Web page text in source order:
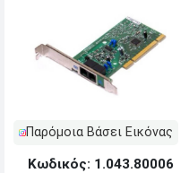
Παρόμοια Βάσει Εικόνας
Κωδικός: 1.043.80006